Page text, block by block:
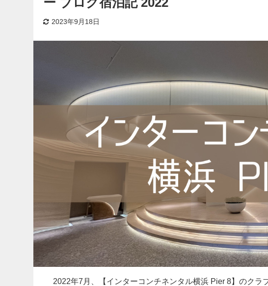
2023年9月18日
2022年7月、【インターコンチネンタル横浜 Pier 8】のクラ